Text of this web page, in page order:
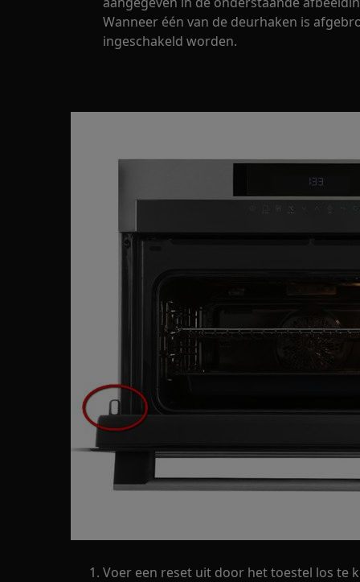
Wanneer één van de deurhaken is
ingeschakeld worden.
Voer een reset uit door het toestel los te